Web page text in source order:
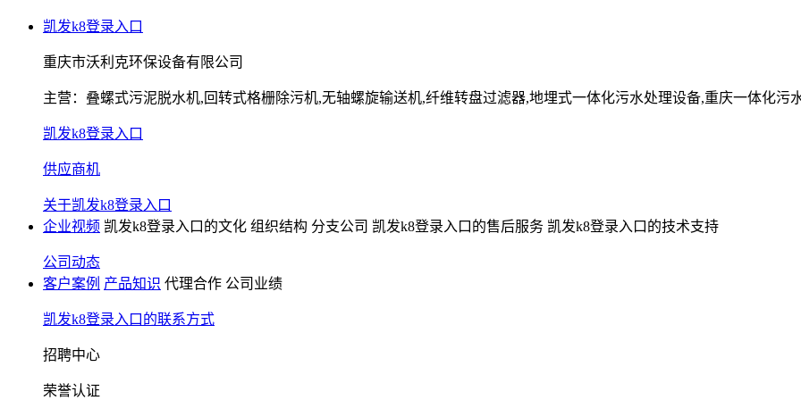
凯发k8登录入口
重庆市沃利克环保设备有限公司
主营： 叠螺式污泥脱水机,回转式格栅除污机,无轴螺旋输送机,纤维转盘过滤器,地埋式一体化污水处理设备,重庆一体化污
凯发k8登录入口
供应商机
关于凯发k8登录入口
企业视频 凯发k8登录入口的文化 组织结构 分支公司 凯发k8登录入口的售后服务 凯发k8登录入口的技术支持
公司动态
客户案例 产品知识 代理合作 公司业绩
凯发k8登录入口的联系方式
招聘中心
荣誉认证